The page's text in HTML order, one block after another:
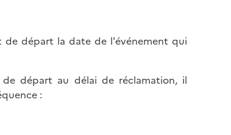
départ la date de l'événement qui
départ au délai de réclamation, il
: